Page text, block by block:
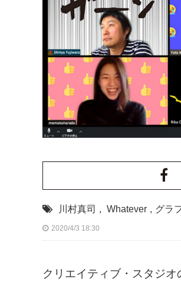
川村真司 , Whatever , グラ
2020/4/3 18:30
クリエイティブ・スタジ